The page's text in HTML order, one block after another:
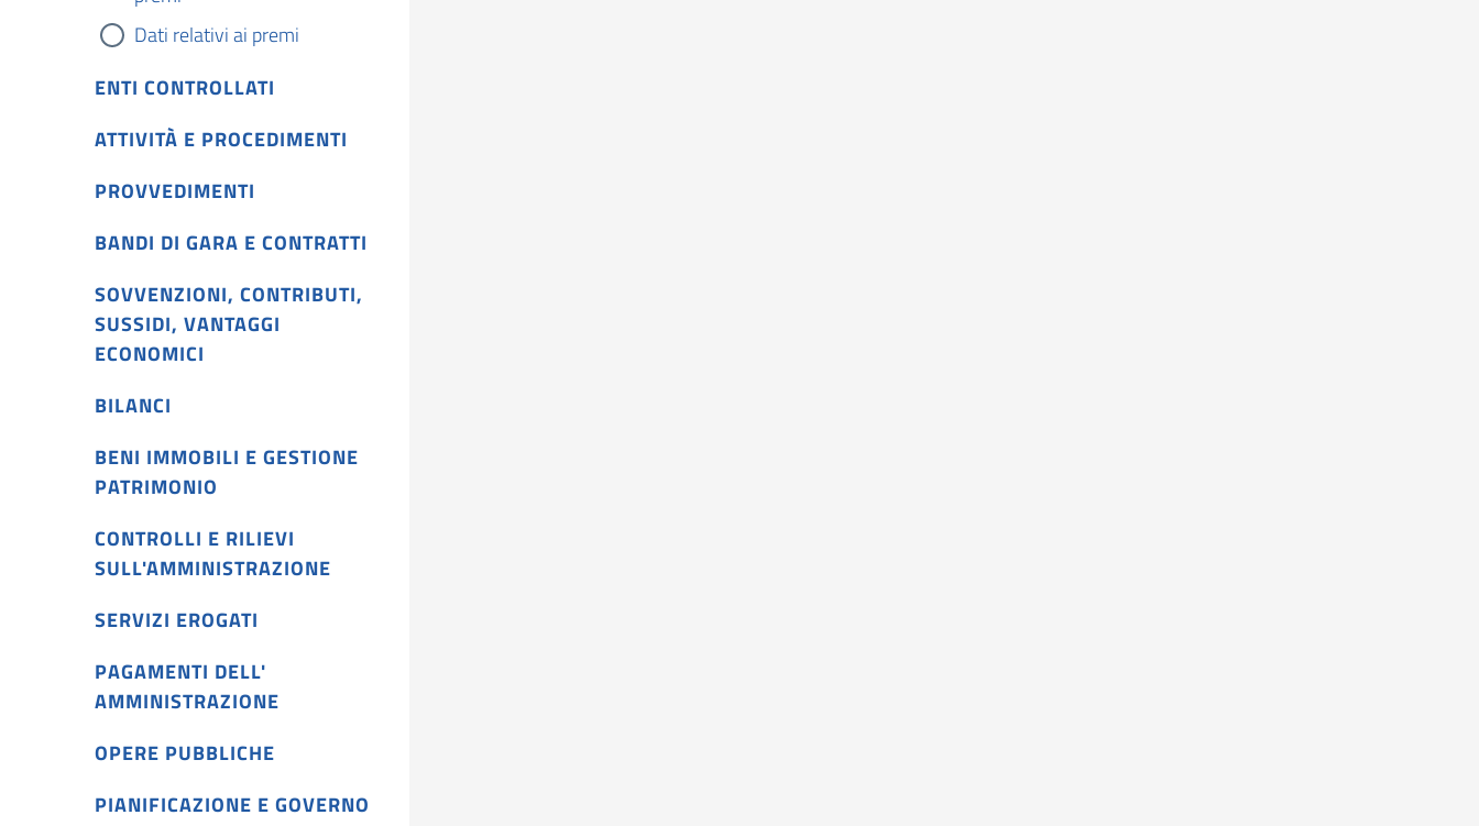
Dati relativi ai premi
ENTI CONTROLLATI
ATTIVITÀ E PROCEDIMENTI
PROVVEDIMENTI
BANDI DI GARA E CONTRATTI
SOVVENZIONI, CONTRIBUTI,
SUSSIDI, VANTAGGI
ECONOMICI
BILANCI
BENI IMMOBILI E GESTIONE
PATRIMONIO
CONTROLLI E RILIEVI
SULL'AMMINISTRAZIONE
SERVIZI EROGATI
PAGAMENTI DELL'
AMMINISTRAZIONE
OPERE PUBBLICHE
PIANIFICAZIONE E GOVERNO